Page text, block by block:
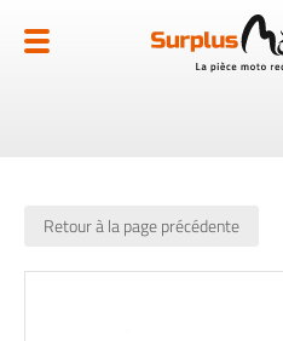
au
contenu
Retour à la page précédente